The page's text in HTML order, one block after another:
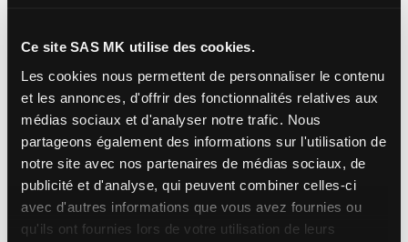
Ce site SAS MK utilise des cookies.
Les cookies nous permettent de personnaliser le contenu
et les annonces, d'offrir des fonctionnalités relatives aux
médias sociaux et d'analyser notre trafic. Nous
partageons également des informations sur l'utilisation de
notre site avec nos partenaires de médias sociaux, de
publicité et d'analyse, qui peuvent combiner celles-ci
avec d'autres informations que vous avez fournies ou
qu'ils ont fournies lors de votre utilisation de leurs
extérieure que
intérieure ?
L’isolation thermique par l’intérieur (ITI) implique la pose d’un isolant à
l’intérieur du bâtiment. Cette technique, bien que populaire, présente des
inconvénients qui la disqualifie au profit de l’isolation thermique par l’extérieur. En
effet, avec l’ITI, il est beaucoup plus complexe d’assurer la continuité de l’isolation
sur toute la surface traitée. Les ponts thermiques sont faiblement traités. À l’inverse,